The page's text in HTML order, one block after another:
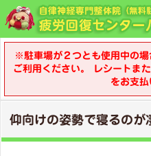
※駐車場が２つとも使用中の
ご利用ください。 レシートま
をお支払
仰向けの姿勢で寝るのが